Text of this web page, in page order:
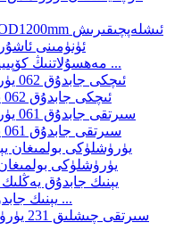
مەھسۇلاتنىڭ كۆپىيىشى ئۈچۈن ئىلغار توپ زاۋۇتى ...
ئىچكى جابدۇق 062 يۈرۈشلۈك نېپىز يۇمىلاق ئۈزۈك
سىرتقى جابدۇق 061 يۈرۈشلۈك نېپىز يۇمىلاق ئۈزۈك
060 يۈرۈشلۈكى
يېنىك جابدۇق يەڭلىك ئىچكى چىشلىق 232 ...